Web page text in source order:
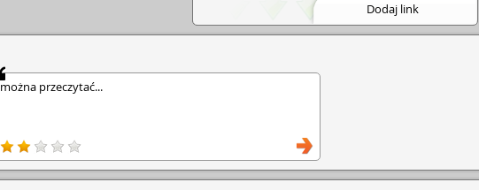
Dodaj link
można przeczytać...